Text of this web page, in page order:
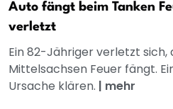
Auto fängt beim Tanken
verletzt
Ein 82-Jähriger verletzt sich,
Mittelsachsen Feuer fängt.
Ursache klären. | mehr